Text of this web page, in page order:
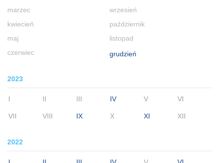
marzec
kwiecień
maj
czerwiec
wrzesień
październik
listopad
grudzień
2023
I II III IV V VI
VII VIII IX X XI XII
2022